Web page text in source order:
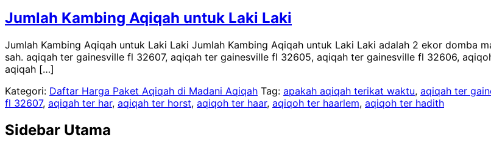
Jumlah Kambing Aqiqah untuk Laki Laki
Jumlah Kambing Aqiqah untuk Laki Laki Jumlah Kambing Aqiqah untuk Laki Laki adalah 2 ekor domba
sah. aqiqah ter gainesville fl 32607, aqiqah ter gainesville fl 32605, aqiqah ter gainesville fl 32606,
aqiqah […]
Kategori: Daftar Harga Paket Aqiqah di Madani Aqiqah Tag: apakah aqiqah terikat waktu, aqiqah ter
fl 32607, aqiqah ter har, aqiqah ter horst, aqiqoh ter haar, aqiqoh ter haarlem, aqiqoh ter hadith
Sidebar Utama